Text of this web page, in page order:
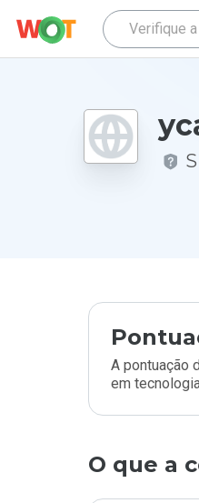
A pontuação
em
O que a